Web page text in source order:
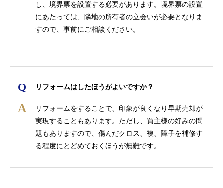
し、境界票を設置する必要があります。境界票の設置
にあたっては、隣地の所有者の立会いが必要となりま
すので、事前にご相談ください。
リフォームはしたほうがよいですか？
リフォームをすることで、印象が良くなり早期売却が
実現することもあります。ただし、買主様の好みの問
題もありますので、傷んだクロス、襖、障子を補修す
る程度にとどめておくほうが無難です。